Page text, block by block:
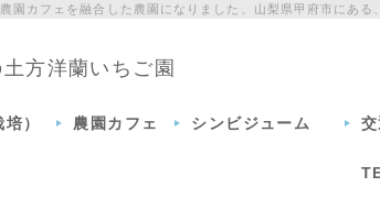
カフェを融合した農園になりました、山梨県甲府市にある
方洋蘭いちご園
） 農園カフェ シンビジューム